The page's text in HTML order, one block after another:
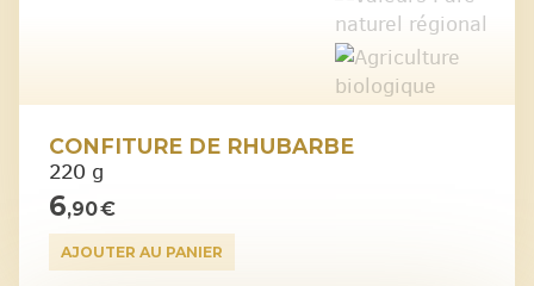
CONFITURE DE RHUBARBE
220 g
6,90 €
AJOUTER AU PANIER